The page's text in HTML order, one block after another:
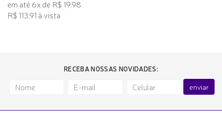
em até 6x de R$ 19,98
R$ 113,91 à vista
RECEBA NOSSAS NOVIDADES:
enviar